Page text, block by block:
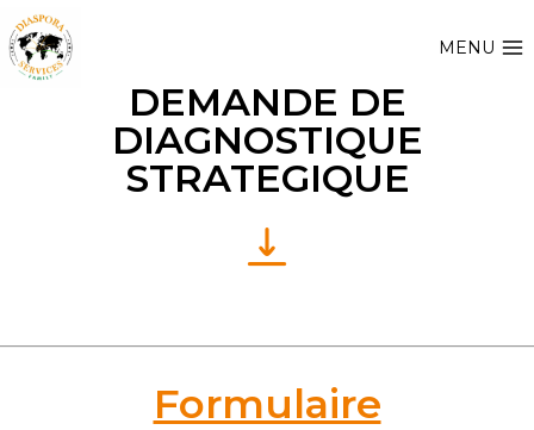
MENU
DEMANDE DE
DIAGNOSTIQUE
STRATEGIQUE
Formulaire